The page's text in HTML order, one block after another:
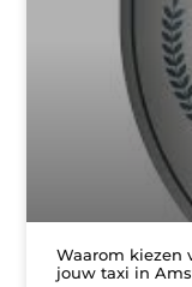
Waarom kiezen
jouw taxi in